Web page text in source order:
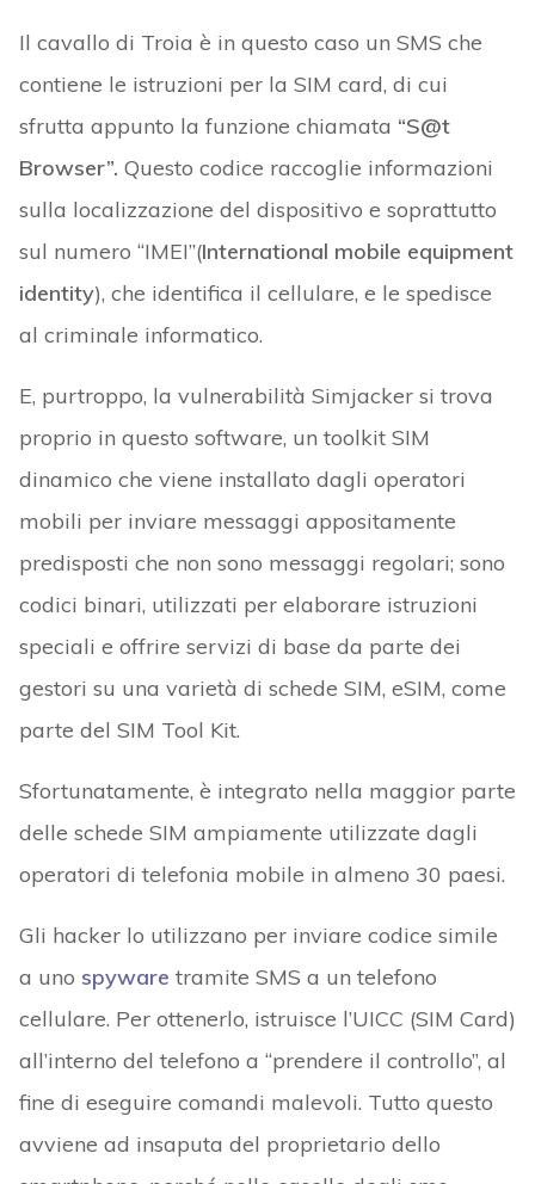
Il cavallo di Troia è in questo caso un SMS che
contiene le istruzioni per la SIM card, di cui
sfrutta appunto la funzione chiamata “S@t
Browser”. Questo codice raccoglie informazioni
sulla localizzazione del dispositivo e soprattutto
sul numero “IMEI”(International mobile equipment
identity), che identifica il cellulare, e le spedisce
al criminale informatico.
E, purtroppo, la vulnerabilità Simjacker si trova
proprio in questo software, un toolkit SIM
dinamico che viene installato dagli operatori
mobili per inviare messaggi appositamente
predisposti che non sono messaggi regolari; sono
codici binari, utilizzati per elaborare istruzioni
speciali e offrire servizi di base da parte dei
gestori su una varietà di schede SIM, eSIM, come
parte del SIM Tool Kit.
Sfortunatamente, è integrato nella maggior parte
delle schede SIM ampiamente utilizzate dagli
operatori di telefonia mobile in almeno 30 paesi.
Gli hacker lo utilizzano per inviare codice simile
a uno spyware tramite SMS a un telefono
cellulare. Per ottenerlo, istruisce l’UICC (SIM Card)
all’interno del telefono a “prendere il controllo”, al
fine di eseguire comandi malevoli. Tutto questo
avviene ad insaputa del proprietario dello